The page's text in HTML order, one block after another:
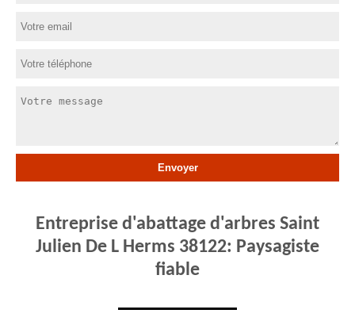
Entreprise d'abattage d'arbres Saint
Julien De L Herms 38122: Paysagiste
fiable